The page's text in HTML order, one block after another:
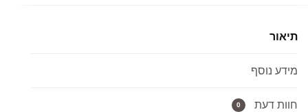
ס״מ
60
לאמבטיה
תיאור
מידע נוסף
חוות דעת 0